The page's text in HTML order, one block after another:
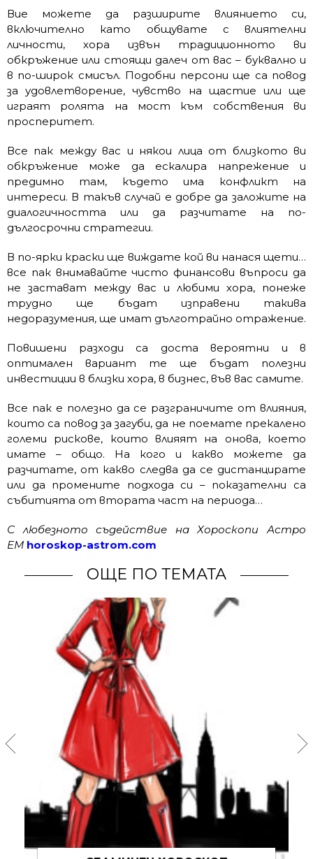
Вие можете да разширите влиянието си,
включително като общувате с влиятелни
личности, хора извън традиционното ви
обкръжение или стоящи далеч от вас – буквално и
в по-широк смисъл. Подобни персони ще са повод
за удовлетворение, чувство на щастие или ще
играят ролята на мост към собствения ви
просперитет.
Все пак между вас и някои лица от близкото ви
обкръжение може да ескалира напрежение и
предимно там, където има конфликт на
интереси. В такъв случай е добре да заложите на
диалогичността или да разчитате на по-
дългосрочни стратегии.
В по-ярки краски ще виждате кой ви нанася щети…
все пак внимавайте чисто финансови въпроси да
не застават между вас и любими хора, понеже
трудно ще бъдат изправени такива
недоразумения, ще имат дълготрайно отражение.
Повишени разходи са доста вероятни и в
оптимален вариант те ще бъдат полезни
инвестиции в близки хора, в бизнес, във вас самите.
Все пак е полезно да се разграничите от влияния,
които са повод за загуби, да не поемате прекалено
големи рискове, които влияят на онова, което
имате – общо. На кого и какво можете да
разчитате, от какво следва да се дистанцирате
или да промените подхода си – показателни са
събитията от втората част на периода…
С любезното съдействие на Хороскопи Астро
ЕМ horoskop-astrom.com
ОЩЕ ПО ТЕМАТА